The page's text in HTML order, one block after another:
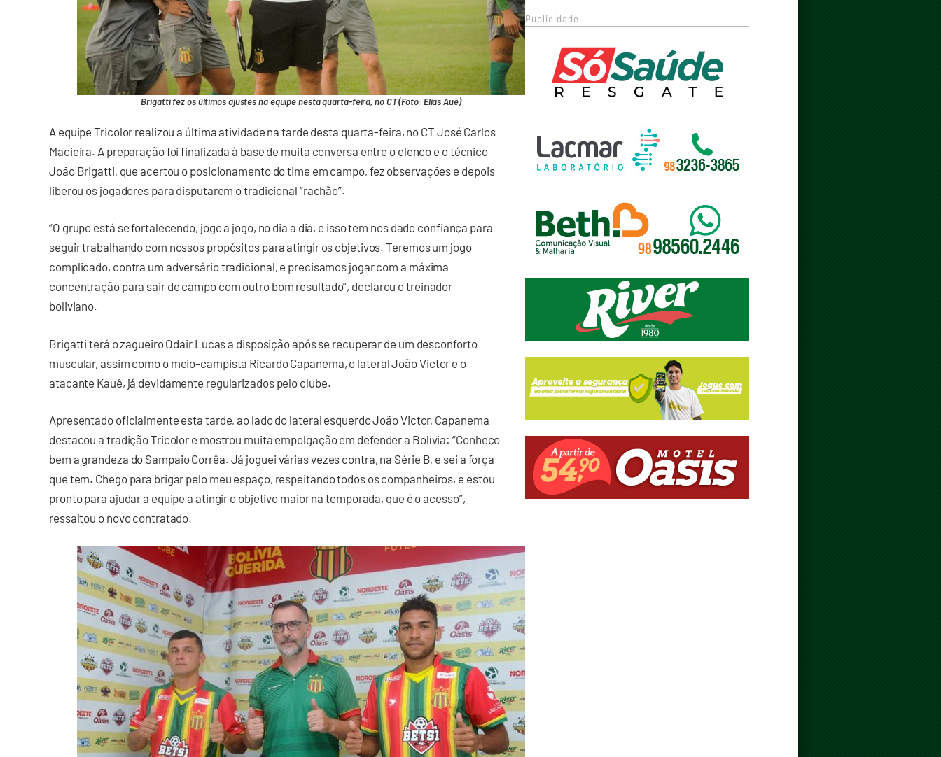
Brigatti fez os últimos ajustes na equipe nesta quarta-feira, no CT (Foto: Elias Auê)
A equipe Tricolor realizou a última atividade na tarde desta quarta-feira, no CT José Carlos
Macieira. A preparação foi finalizada à base de muita conversa entre o elenco e o técnico
João Brigatti, que acertou o posicionamento do time em campo, fez observações e depois
liberou os jogadores para disputarem o tradicional “rachão”.
“O grupo está se fortalecendo, jogo a jogo, no dia a dia, e isso tem nos dado confiança para
seguir trabalhando com nossos propósitos para atingir os objetivos. Teremos um jogo
complicado, contra um adversário tradicional, e precisamos jogar com a máxima
concentração para sair de campo com outro bom resultado”, declarou o treinador
boliviano.
Brigatti terá o zagueiro Odair Lucas à disposição após se recuperar de um desconforto
muscular, assim como o meio-campista Ricardo Capanema, o lateral João Victor e o
atacante Kauê, já devidamente regularizados pelo clube.
Apresentado oficialmente esta tarde, ao lado do lateral esquerdo João Victor, Capanema
destacou a tradição Tricolor e mostrou muita empolgação em defender a Bolívia: “Conheço
bem a grandeza do Sampaio Corrêa. Já joguei várias vezes contra, na Série B, e sei a força
que tem. Chego para brigar pelo meu espaço, respeitando todos os companheiros, e estou
pronto para ajudar a equipe a atingir o objetivo maior na temporada, que é o acesso”,
ressaltou o novo contratado.
Publicidade